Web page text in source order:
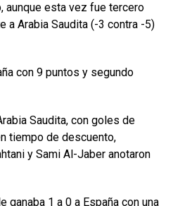
aunque esta vez fue tercero
a Arabia Saudita (-3 contra -5)
con 9 puntos y segundo
Saudita, con goles de
tiempo de descuento,
y Sami Al-Jaber anotaron
ganaba 1 a 0 a España con una